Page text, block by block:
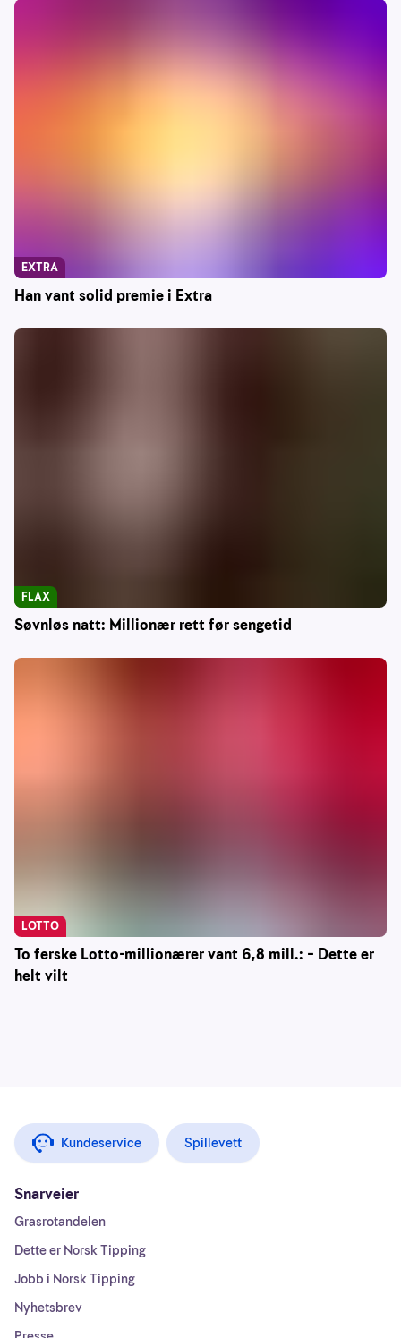
Han vant solid premie i Extra
EXTRA
Søvnløs natt: Millionær rett før sengetid
FLAX
To ferske Lotto-millionærer vant 6,8 mill.: – Dette er
helt vilt
LOTTO
Kundeservice Spillevett
Snarveier
Grasrotandelen
Dette er Norsk Tipping
Jobb i Norsk Tipping
Nyhetsbrev